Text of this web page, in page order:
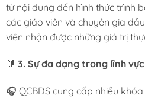
từ nội dung đến hình thức trình
các giáo viên và chuyên gia
viên nhận được những giá trị
🔰 3. Sự đa dạng trong lĩnh
🎧 QCBDS cung cấp nhiều